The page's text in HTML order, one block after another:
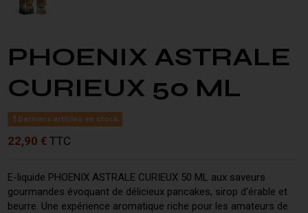
PHOENIX ASTRALE
CURIEUX 50 ML
Derniers articles en stock
22,90 €TTC
E-liquide PHOENIX ASTRALE CURIEUX 50 ML aux saveurs
gourmandes évoquant de délicieux pancakes, sirop d'érable et
beurre. Une expérience aromatique riche pour les amateurs de